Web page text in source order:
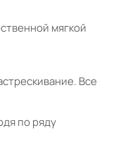
мягкой
Все
по ряду